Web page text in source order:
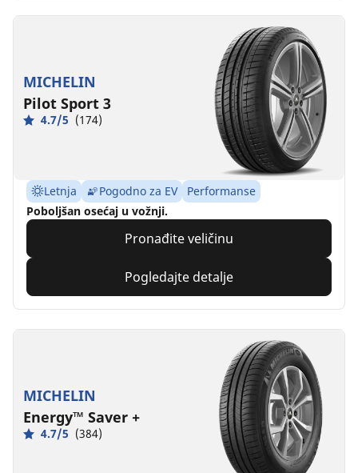
MICHELIN
Pilot Sport 3
4.7/5 (174)
Letnja Pogodno za EV
Performanse
Poboljšan osećaj u vožnji.
Pronađite veličinu
Pogledajte detalje
MICHELIN
Energy™ Saver +
4.7/5 (384)